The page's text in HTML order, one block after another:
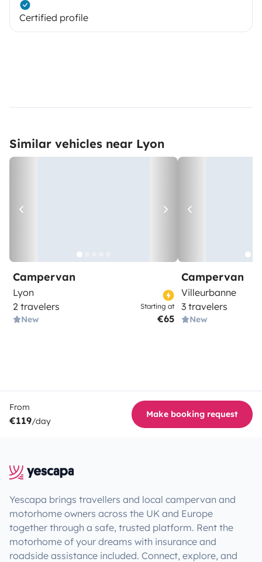
Certified profile
Similar vehicles near Lyon
Campervan
Lyon
2 travelers
New
Starting at
€65
Campervan
Villeurbanne
3 travelers
New
From
€119/day
Make booking request
Yescapa brings travellers and local campervan and
motorhome owners across the UK and Europe
together through a safe, trusted platform. Rent the
motorhome of your dreams with insurance and
roadside assistance included. Connect, explore, and